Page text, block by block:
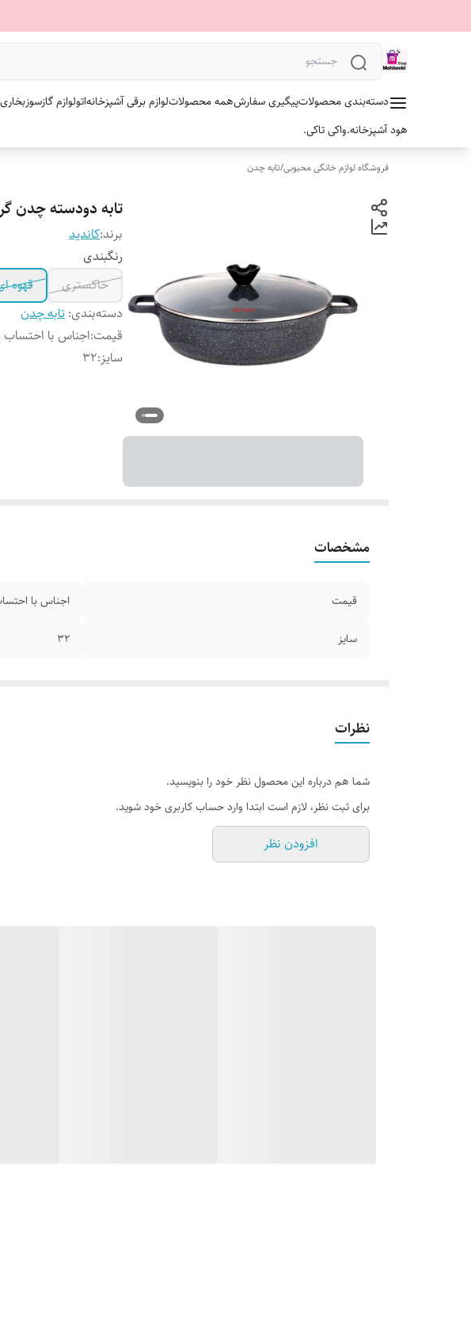
دسته‌بندی محصولاتپیگیری سفارشهمه محصولاتلوازم برقی آشپزخانهاتولوازم گازسوزبخاری
هود آشپزخانه.واکی تاکی.
فروشگاه لوازم خانگی محبوبی/تابه چدن
تابه دودسته چدن
برند:کاندید
رنگبندی
خاکستری
قهوه
دسته‌بندی: تابه چدن
قیمت:اجناس با احتساب 9%مالیات برارزش افزوده میباشد.
سایز:۳۲
مشخصات
قیمت اجناس با احتساب 9%مالیات برارزش افزوده
سایز ۳۲
نظرات
شما هم درباره این محصول نظر خود را بنویسید.
برای ثبت نظر، لازم است ابتدا وارد حساب کاربری خود شوید.
افزودن نظر